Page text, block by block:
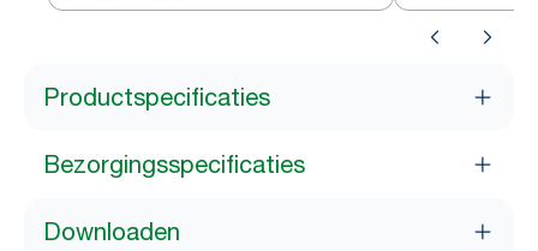
Productspecificaties
Bezorgingsspecificaties
Downloaden